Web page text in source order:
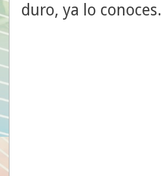
duro, ya lo conoces.